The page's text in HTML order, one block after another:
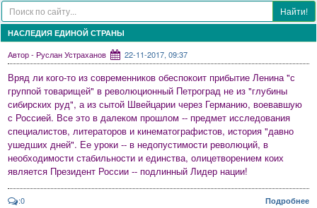
Найти!
НАСЛЕДИЯ ЕДИНОЙ СТРАНЫ
Автор - Руслан Устраханов 22-11-2017, 09:37
Вряд ли кого-то из современников обеспокоит прибытие Ленина "с
группой товарищей" в революционный Петроград не из "глубины
сибирских руд", а из сытой Швейцарии через Германию, воевавшую
с Россией. Все это в далеком прошлом -- предмет исследования
специалистов, литераторов и кинематографистов, история "давно
ушедших дней". Ее уроки -- в недопустимости революций, в
необходимости стабильности и единства, олицетворением коих
является Президент России -- подлинный Лидер нации!
:0 Подробнее